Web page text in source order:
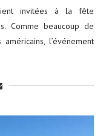
invitées à la fête
Comme beaucoup de
l’événement